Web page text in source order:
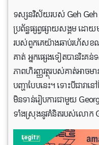
ទស្សនវិស័យរបស់ Geh Geh
ប្រព័ន្ធផ្សព្វផ្សាយសង្គម ដ
របស់ពួកគេយ៉ាងឆាប់រហ័សខណ
គាត់ អ្នកផ្សេងទៀតបានរិះ
ភាពហិរញ្ញវត្ថុរបស់គាត់អា
បញ្ហាបែបនេះ។ ទោះបីជាវា
មិនទាន់រៀបការជាមួយ
ទាំងស្រុងនូវគំនិតរបស់លោក